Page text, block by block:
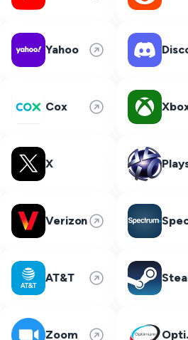
Yahoo
Cox
X
Verizon
AT&T
Zoom